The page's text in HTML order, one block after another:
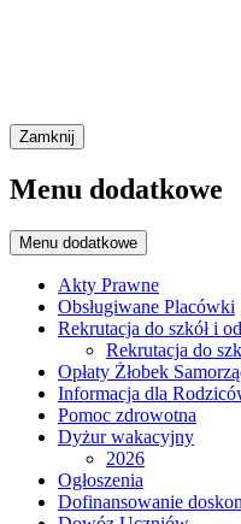
Zamknij
Menu dodatkowe
Menu dodatkowe
Akty Prawne
Obsługiwane Placówki
Rekrutacja do szkół i
Rekrutacja do
Opłaty Żłobek
Informacja dla
Pomoc zdrowotna
Dyżur wakacyjny
2026
Ogłoszenia
Dofinansowanie